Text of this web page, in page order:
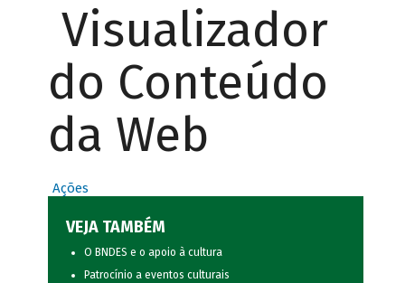
Visualizador
do Conteúdo
da Web
Ações
VEJA TAMBÉM
O BNDES e o apoio à cultura
Patrocínio a eventos culturais